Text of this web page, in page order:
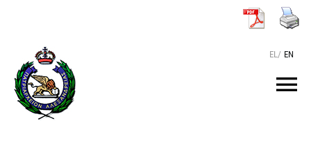
περιεχόμενο
EL/ EN